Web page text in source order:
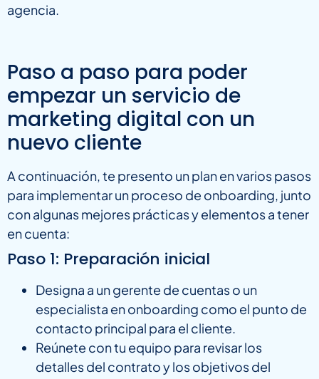
agencia.
Paso a paso para poder
empezar un servicio de
marketing digital con un
nuevo cliente
A continuación, te presento un plan en varios pasos
para implementar un proceso de onboarding, junto
con algunas mejores prácticas y elementos a tener
en cuenta:
Paso 1: Preparación inicial
Designa a un gerente de cuentas o un
especialista en onboarding como el punto de
contacto principal para el cliente.
Reúnete con tu equipo para revisar los
detalles del contrato y los objetivos del